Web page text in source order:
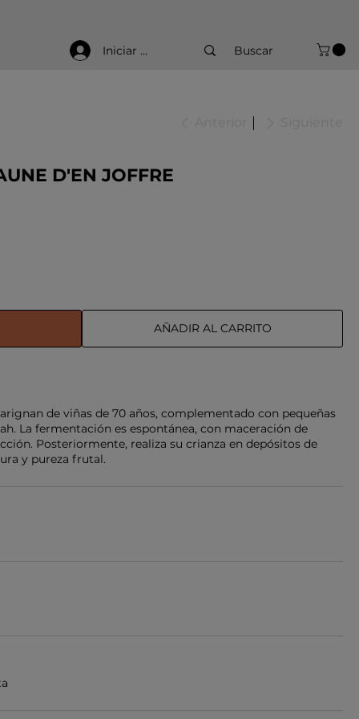
Iniciar sesión
D'EN JOFFRE
AÑADIR AL CARRITO
de viñas de 70 años, complementado con pequeñas
La fermentación es espontánea, con maceración de
Posteriormente, realiza su crianza en depósitos de
y pureza frutal.